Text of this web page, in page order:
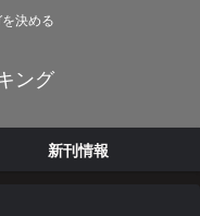
決める
ング
新刊情報